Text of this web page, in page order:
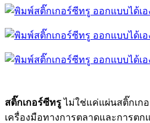
สติ๊กเกอร์ซีทรูไม่ใช่แค่แผ่นสติ๊กเก
เครื่องมือทางการตลาดและการต